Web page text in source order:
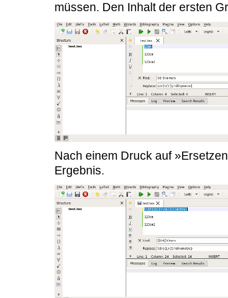
müssen. Den Inhalt der ersten
Nach einem Druck auf
Ergebnis.